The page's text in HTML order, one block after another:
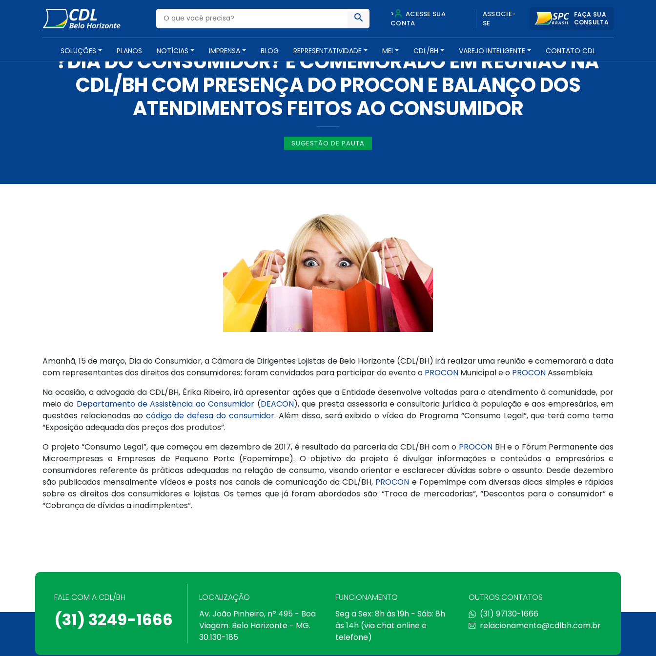
>
ACESSE SUA
CONTA
ASSOCIE-
SE
FAÇA SUA
CONSULTA
SOLUÇÕES PLANOS NOTÍCIAS IMPRENSA BLOG REPRESENTATIVIDADE MEI CDL/BH VAREJO INTELIGENTE CONTATO CDL
IMPRENSA -15 DE MARÇO DE 2018
?DIA DO CONSUMIDOR? É COMEMORADO EM REUNIÃO NA
CDL/BH COM PRESENÇA DO PROCON E BALANÇO DOS
ATENDIMENTOS FEITOS AO CONSUMIDOR
SUGESTÃO DE PAUTA
Amanhã, 15 de março, Dia do Consumidor, a Câmara de Dirigentes Lojistas de Belo Horizonte (CDL/BH) irá realizar uma reunião e comemorará a data
com representantes dos direitos dos consumidores; foram convidados para participar do evento o PROCON Municipal e o PROCONAssembleia.
Na ocasião, a advogada da CDL/BH, Érika Ribeiro, irá apresentar ações que a Entidade desenvolve voltadas para o atendimento à comunidade, por
meio do Departamento de Assistência ao Consumidor (DEACON), que presta assessoria e consultoria jurídica à população e aos empresários, em
questões relacionadas ao código de defesa do consumidor. Além disso, será exibido o vídeo do Programa “Consumo Legal”, que terá como tema
“Exposição adequada dos preços dos produtos”.
O projeto “Consumo Legal”, que começou em dezembro de 2017, é resultado da parceria da CDL/BH com o PROCON BH e o Fórum Permanente das
Microempresas e Empresas de Pequeno Porte (Fopemimpe). O objetivo do projeto é divulgar informações e conteúdos a empresários e
consumidores referente às práticas adequadas na relação de consumo, visando orientar e esclarecer dúvidas sobre o assunto. Desde dezembro
são publicados mensalmente vídeos e posts nos canais de comunicação da CDL/BH, PROCON e Fopemimpe com diversas dicas simples e rápidas
sobre os direitos dos consumidores e lojistas. Os temas que já foram abordados são: “Troca de mercadorias”, “Descontos para o consumidor” e
“Cobrança de dívidas a inadimplentes”.
FALE COM A CDL/BH
(31) 3249-1666
LOCALIZAÇÃO
Av. João Pinheiro, nº 495 - Boa
Viagem. Belo Horizonte - MG.
30.130-185
FUNCIONAMENTO
Seg a Sex: 8h às 19h - Sáb: 8h
às 14h (via chat online e
telefone)
OUTROS CONTATOS
(31) 97130-1666
relacionamento@cdlbh.com.br